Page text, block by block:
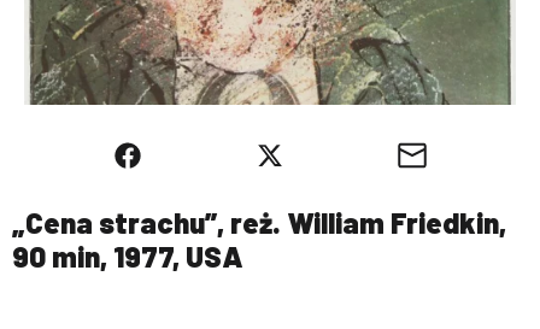
„Cena strachu”, reż. William Friedkin,
90 min, 1977, USA